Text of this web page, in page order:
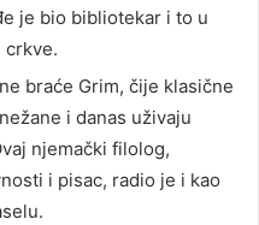
je bio bibliotekar i to u
braće Grim, čije klasične
i danas uživaju
njemački filolog,
i pisac, radio je i kao